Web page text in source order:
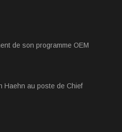
de son programme OEM
Haehn au poste de Chief